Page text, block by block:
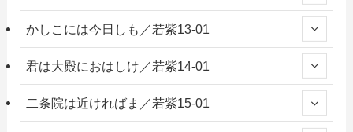
かしこには今日しも／若紫13-01
君は大殿におはしけ／若紫14-01
二条院は近ければま／若紫15-01